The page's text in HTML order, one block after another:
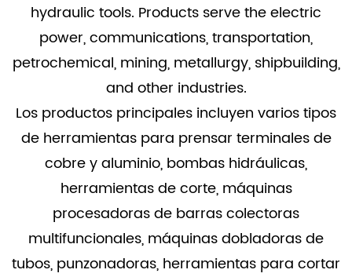
hydraulic tools. Products serve the electric
power, communications, transportation,
petrochemical, mining, metallurgy, shipbuilding,
and other industries.
Los productos principales incluyen varios tipos
de herramientas para prensar terminales de
cobre y aluminio, bombas hidráulicas,
herramientas de corte, máquinas
procesadoras de barras colectoras
multifuncionales, máquinas dobladoras de
tubos, punzonadoras, herramientas para cortar